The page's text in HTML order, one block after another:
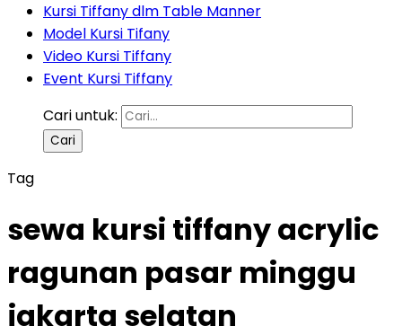
Kursi Tiffany dlm Table Manner
Model Kursi Tifany
Video Kursi Tiffany
Event Kursi Tiffany
Cari untuk:
Tag
sewa kursi tiffany acrylic
ragunan pasar minggu
jakarta selatan